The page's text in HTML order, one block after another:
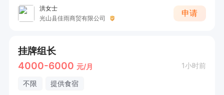
洪女士
光山县佳雨商贸有限公司
申请
挂牌组长
4000-6000 元/月 1小时前
不限 提供食宿